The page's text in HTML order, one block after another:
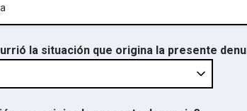
la situación que origina la presente